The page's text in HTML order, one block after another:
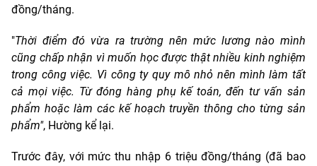
đồng/tháng.
"Thời điểm đó vừa ra trường nên mức lương nào mình
cũng chấp nhận vì muốn học được thật nhiều kinh nghiệm
trong công việc. Vì công ty quy mô nhỏ nên mình làm tất
cả mọi việc. Từ đóng hàng phụ kế toán, đến tư vấn sản
phẩm hoặc làm các kế hoạch truyền thông cho từng sản
phẩm", Hường kể lại.
Trước đây, với mức thu nhập 6 triệu đồng/tháng (đã bao